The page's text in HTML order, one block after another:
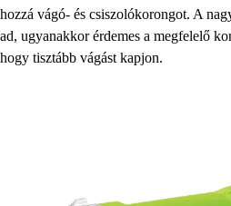
hozzá vágó- és csiszolókorongot. A
ad, ugyanakkor érdemes a megfelelő
hogy tisztább vágást kapjon.